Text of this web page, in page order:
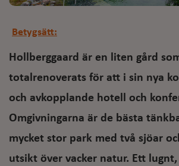
Betygsätt:
Hollberggaard är en liten gård
totalrenoverats för att i sin nya
och avkopplande hotell och
Omgivningarna är de bästa
mycket stor park med två sjöar
utsikt över vacker natur. Ett